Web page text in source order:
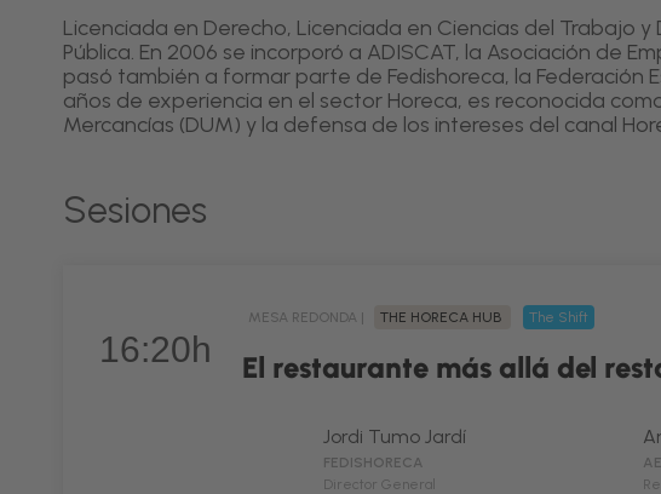
Licenciada en Derecho, Licenciada en Ciencias del Trabajo
Pública. En 2006 se incorporó a ADISCAT, la Asociación de
pasó también a formar parte de Fedishoreca, la Federación
años de experiencia en el sector Horeca, es reconocida
Mercancías (DUM) y la defensa de los intereses del canal
Sesiones
16:20h
MESA REDONDA | THE HORECA HUB The Shift
El restaurante más allá del
Jordi Tumo Jardí
FEDISHORECA
Director General